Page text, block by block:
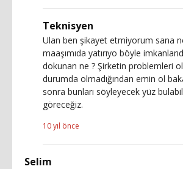
Teknisyen
Ulan ben şikayet etmiyorum sana
maaşımıda yatırıyo böyle
dokunan ne ? Şirketin problemleri
durumda olmadığından emin ol
sonra bunları söyleyecek yüz
göreceğiz.
10 yıl önce
Selim